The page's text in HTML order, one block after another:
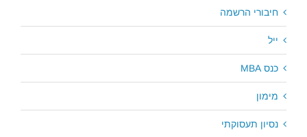
חיבורי הרשמה
ייל
כנס MBA
מימון
נסיון תעסוקתי